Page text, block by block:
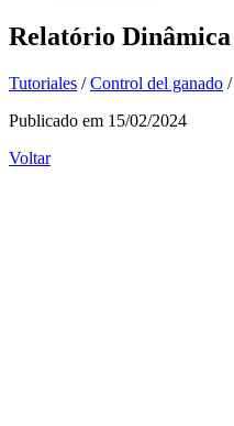
Relatório Dinâmica
Tutoriales / Control del ganado /
Publicado em 15/02/2024
Voltar